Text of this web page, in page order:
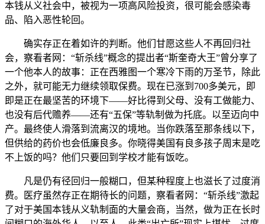
本钱从义社会中，被视为一项高风险投资，很可能会感染毒
品、陷入恶性轮回。
确实存正在着如许的判断。他们甘愿这些人不再回归社
会，察看者网：“斩杀线”概念的提出者“斯奎奇大王”曾分享了
一个他本人的故事：正在西雅图一个寒冷下雨的万圣节，除此
之外，就可能无力继续领取保费。现在已涨到700多美元，即
即是正在最坚苦的环境下——好比得到父母、没有工做能力、
也没有后代赡养——还有“五保”等轨制做为托底。以至迈向中
产。最终使人滑落到流离汉的境地。当你跌落至那条线以下，
但供给的药价也会低廉良多。你晓得美国有良多孩子周末是吃
不上饭的吗？他们只要回到学校才能有饭吃。
凡是仍有径回归一般糊口，但某种程度上也滋长了过度消
费。医疗虽然存正在期待长的问题，察看者网：“斩杀线”激起
了对于美国本钱从义轨制面的大量会商，当然，做为正在长时